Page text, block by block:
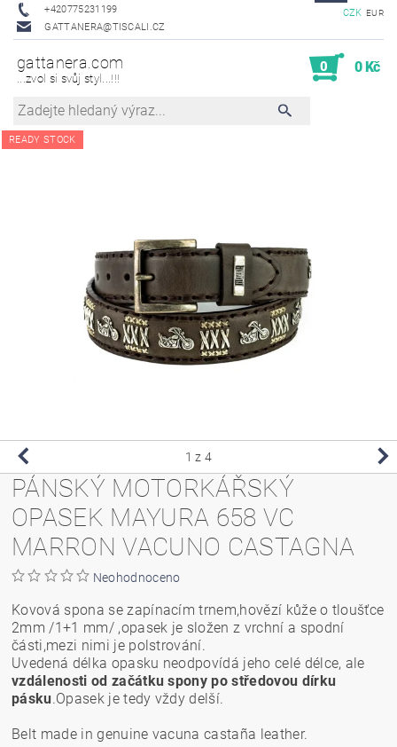
+420775231199
GATTANERA@TISCALI.CZ
CZK EUR
gattanera.com
...zvol si svůj styl...!!!
0 0 Kč
READY STOCK
1 z 4
PÁNSKÝ MOTORKÁŘSKÝ
OPASEK MAYURA 658 VC
MARRON VACUNO CASTAGNA
Neohodnoceno
Kovová spona se zapínacím trnem,hovězí kůže o tloušťce
2mm /1+1 mm/ ,opasek je složen z vrchní a spodní
části,mezi nimi je polstrování.
Uvedená délka opasku neodpovídá jeho celé délce, ale
vzdálenosti od začátku spony po středovou dírku
pásku.Opasek je tedy vždy delší.
Belt made in genuine vacuna castaña leather.